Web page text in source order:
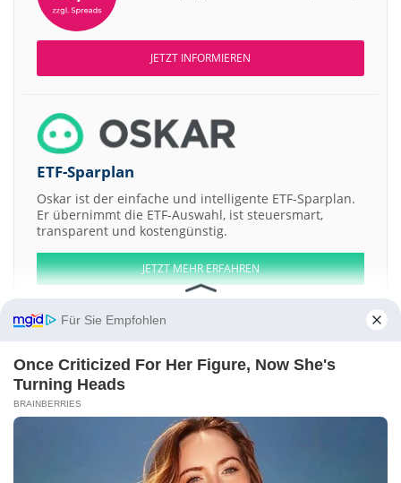
JETZT INFORMIEREN
ETF-Sparplan
Oskar ist der einfache und intelligente ETF-Sparplan.
Er übernimmt die ETF-Auswahl, ist steuersmart,
transparent und kostengünstig.
JETZT MEHR ERFAHREN
Aktien ATX DAX EuroStoxx 50 Dow Jones NASDAQ 100 Nikkei 225
Weitere Aktien:
Peyto Exploration & Development United American Petroleum
Badger Daylighting Lafarge
Bulgarian Stock Exchange AD
Für Sie Empfohlen
Once Criticized For Her Figure, Now She's
Turning Heads
BRAINBERRIES